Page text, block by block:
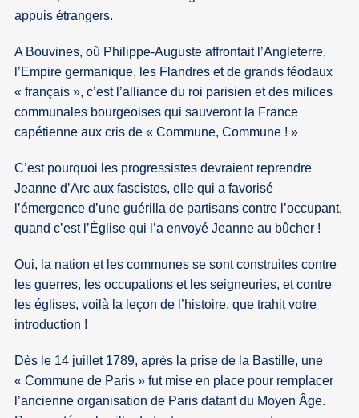
appuis étrangers.
A Bouvines, où Philippe-Auguste affrontait l’Angleterre,
l’Empire germanique, les Flandres et de grands féodaux
« français », c’est l’alliance du roi parisien et des milices
communales bourgeoises qui sauveront la France
capétienne aux cris de « Commune, Commune ! »
C’est pourquoi les progressistes devraient reprendre
Jeanne d’Arc aux fascistes, elle qui a favorisé
l’émergence d’une guérilla de partisans contre l’occupant,
quand c’est l’Église qui l’a envoyé Jeanne au bûcher !
Oui, la nation et les communes se sont construites contre
les guerres, les occupations et les seigneuries, et contre
les églises, voilà la leçon de l’histoire, que trahit votre
introduction !
Dès le 14 juillet 1789, après la prise de la Bastille, une
« Commune de Paris » fut mise en place pour remplacer
l’ancienne organisation de Paris datant du Moyen Âge.